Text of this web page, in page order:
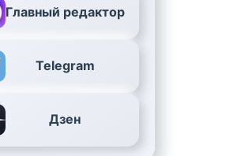
Главный редактор
Telegram
Дзен